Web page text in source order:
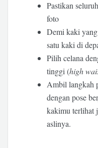
Pastikan
foto
Demi kaki
satu kaki di
Pilih celana
tinggi (high
Ambil langkah
dengan pose
kakimu terlihat
aslinya.